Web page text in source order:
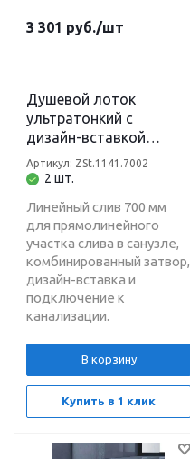
3 301 руб./шт
Душевой лоток
ультратонкий с
дизайн-вставкой
(комбинированный
затвор) 70 х 700 мм
2 шт.
Артикул: ZSt.1141.7002
Линейный слив 700 мм
для прямолинейного
участка слива в санузле,
комбинированный затвор,
дизайн-вставка и
подключение к
канализации.
В корзину
Купить в 1 клик